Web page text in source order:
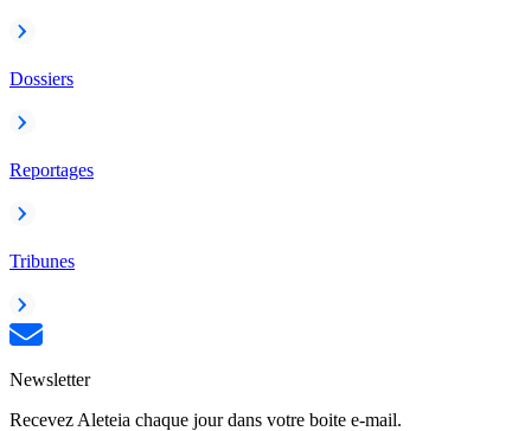
Dossiers
Reportages
Tribunes
Newsletter
Recevez Aleteia chaque jour dans votre boite e-mail.